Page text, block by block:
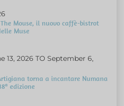
Mouse, il nuovo caffè-bistrot
Muse
13, 2026 TO September 6,
torna a incantare Numana
edizione